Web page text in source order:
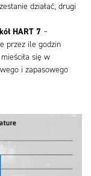
działać, drugi
HART 7 –
przez ile godzin
się w
i zapasowego